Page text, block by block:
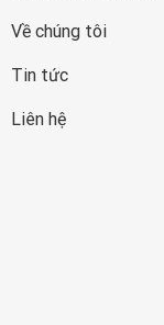
Về chúng tôi
Tin tức
Liên hệ